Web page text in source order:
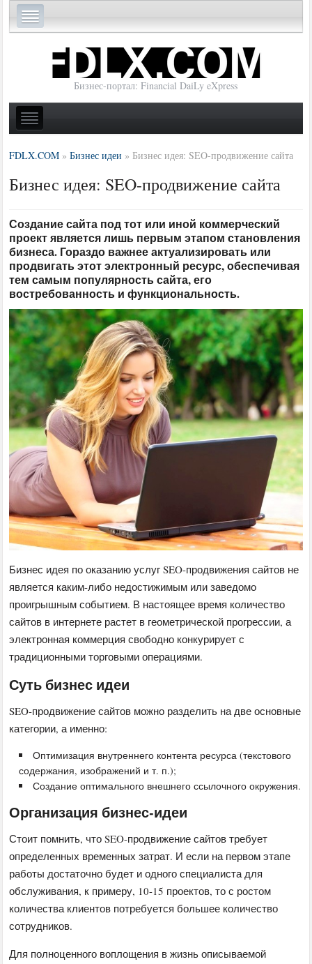
Бизнес-портал: Financial DaiLy eXpress
FDLX.COM »Бизнес идеи » Бизнес идея: SEO-продвижение сайта
Бизнес идея: SEO-продвижение сайта
Создание сайта под тот или иной коммерческий
проект является лишь первым этапом становления
бизнеса. Гораздо важнее актуализировать или
продвигать этот электронный ресурс, обеспечивая
тем самым популярность сайта, его
востребованность и функциональность.
Бизнес идея по оказанию услуг SEO-продвижения сайтов не
является каким-либо недостижимым или заведомо
проигрышным событием. В настоящее время количество
сайтов в интернете растет в геометрической прогрессии, а
электронная коммерция свободно конкурирует с
традиционными торговыми операциями.
Суть бизнес идеи
SEO-продвижение сайтов можно разделить на две основные
категории, а именно:
Оптимизация внутреннего контента ресурса (текстового
содержания, изображений и т. п.);
Создание оптимального внешнего ссылочного окружения.
Организация бизнес-идеи
Стоит помнить, что SEO-продвижение сайтов требует
определенных временных затрат. И если на первом этапе
работы достаточно будет и одного специалиста для
обслуживания, к примеру, 10-15 проектов, то с ростом
количества клиентов потребуется большее количество
сотрудников.
Для полноценного воплощения в жизнь описываемой